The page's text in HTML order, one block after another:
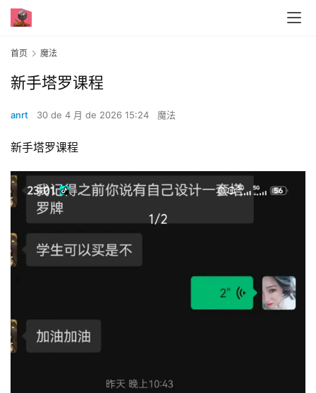
首页 魔法
新手塔罗课程
anrt 30 de 4 月 de 2026 15:24 魔法
新手塔罗课程